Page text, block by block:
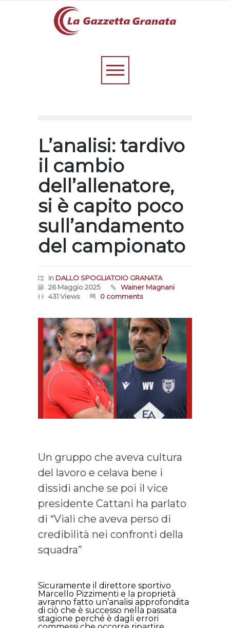
L’analisi: tardivo
il cambio
dell’allenatore,
si è capito poco
sull’andamento
del campionato
In DALLO SPOGLIATOIO GRANATA
26 Maggio 2025
Wainer Magnani
431 Views
0 comments
Un gruppo che aveva cultura
del lavoro e celava bene i
dissidi anche se poi il vice
presidente Cattani ha parlato
di “Viali che aveva perso di
credibilità nei confronti della
squadra”
Sicuramente il direttore sportivo
Marcello Pizzimenti e la proprietà
avranno fatto un’analisi approfondita
di ciò che è successo nella passata
stagione perché è dagli errori